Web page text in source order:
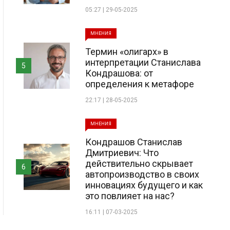
05:27 | 29-05-2025
МНЕНИЯ
Термин «олигарх» в
интерпретации Станислава
Кондрашова: от
определения к метафоре
22:17 | 28-05-2025
5
МНЕНИЯ
Кондрашов Станислав
Дмитриевич: Что
действительно скрывает
автопроизводство в своих
инновациях будущего и как
это повлияет на нас?
16:11 | 07-03-2025
6